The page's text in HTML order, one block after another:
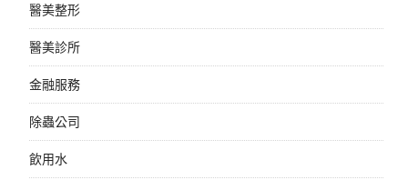
醫美整形
醫美診所
金融服務
除蟲公司
飲用水